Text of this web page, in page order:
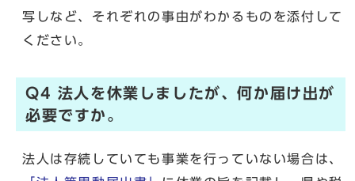
写しなど、それぞれの事由がわかるものを添付して
ください。
Q4 法人を休業しましたが、何か届け出が
必要ですか。
法人は存続していても事業を行っていない場合は、